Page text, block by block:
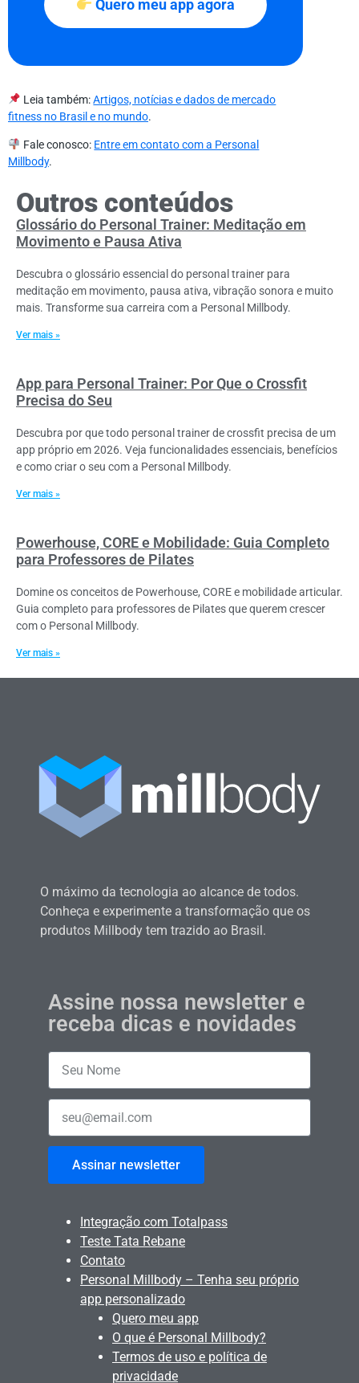
Quero meu app agora
Leia também:Artigos, notícias e dados de mercado
fitness no Brasil e no mundo.
Fale conosco: Entre em contato com a Personal
Millbody.
Outros conteúdos
Glossário do Personal Trainer: Meditação em
Movimento e Pausa Ativa
Descubra o glossário essencial do personal trainer para
meditação em movimento, pausa ativa, vibração sonora e muito
mais. Transforme sua carreira com a Personal Millbody.
Ver mais »
App para Personal Trainer: Por Que o Crossfit
Precisa do Seu
Descubra por que todo personal trainer de crossfit precisa de um
app próprio em 2026. Veja funcionalidades essenciais, benefícios
e como criar o seu com a Personal Millbody.
Ver mais »
Powerhouse, CORE e Mobilidade: Guia Completo
para Professores de Pilates
Domine os conceitos de Powerhouse, CORE e mobilidade articular.
Guia completo para professores de Pilates que querem crescer
com o Personal Millbody.
Ver mais »
O máximo da tecnologia ao alcance de todos.
Conheça e experimente a transformação que os
produtos Millbody tem trazido ao Brasil.
Assine nossa newsletter e
receba dicas e novidades
Assinar newsletter
Integração com Totalpass
Teste Tata Rebane
Contato
Personal Millbody – Tenha seu próprio
app personalizado
Quero meu app
O que é Personal Millbody?
Termos de uso e política de
privacidade